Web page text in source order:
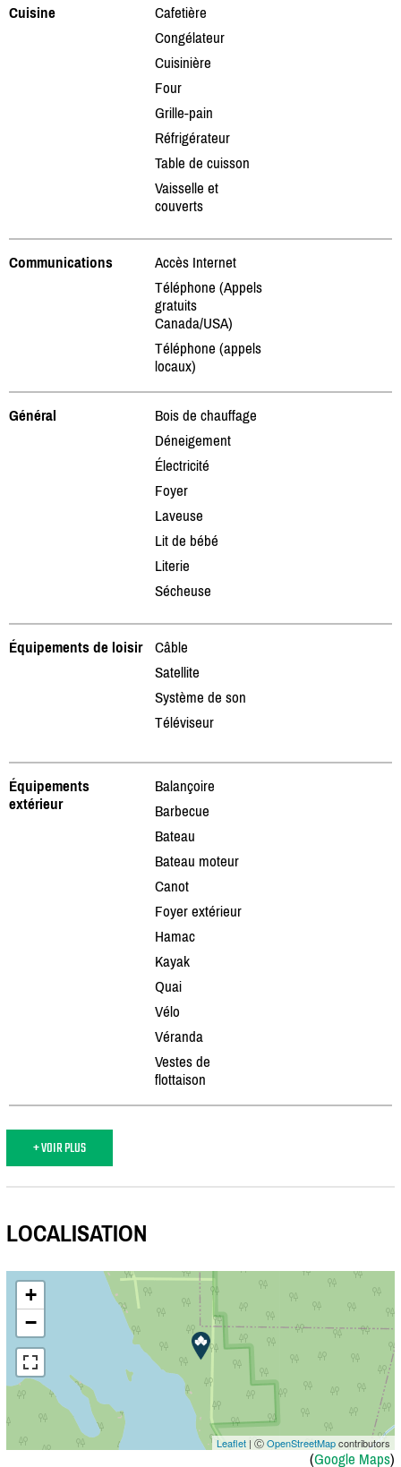
Cuisine
Cafetière
Congélateur
Cuisinière
Four
Grille-pain
Réfrigérateur
Table de cuisson
Vaisselle et
couverts
Communications
Accès Internet
Téléphone (Appels
gratuits
Canada/USA)
Téléphone (appels
locaux)
Général
Bois de chauffage
Déneigement
Électricité
Foyer
Laveuse
Lit de bébé
Literie
Sécheuse
Équipements de loisir
Câble
Satellite
Système de son
Téléviseur
Équipements
extérieur
Balançoire
Barbecue
Bateau
Bateau moteur
Canot
Foyer extérieur
Hamac
Kayak
Quai
Vélo
Véranda
Vestes de
flottaison
+ VOIR PLUS
LOCALISATION
+
−
Leaflet | ⒸOpenStreetMapcontributors
(Google Maps)